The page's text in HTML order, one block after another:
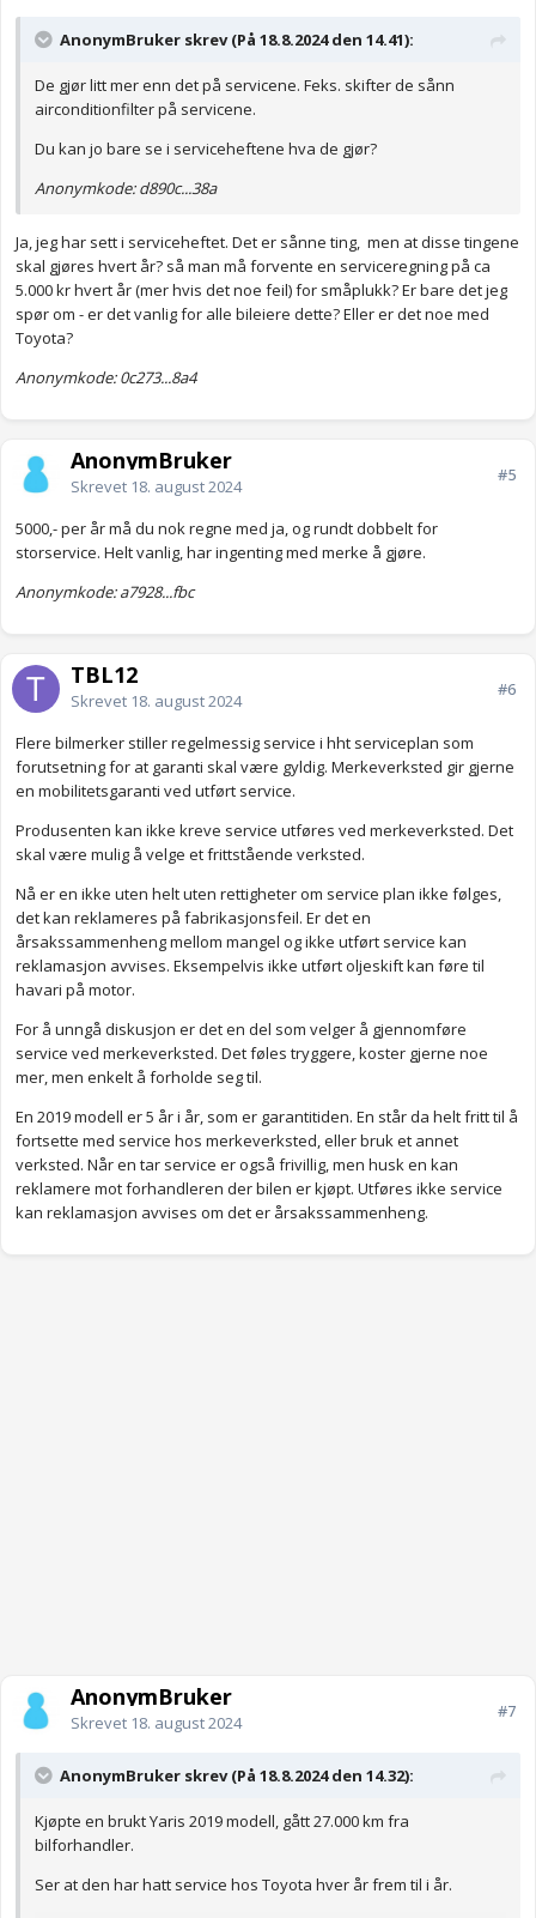
AnonymBruker skrev (På 18.8.2024 den 14.41):
De gjør litt mer enn det på servicene. Feks. skifter de sånn
airconditionfilter på servicene.
Du kan jo bare se i serviceheftene hva de gjør?
Anonymkode: d890c...38a
Ja, jeg har sett i serviceheftet. Det er sånne ting, men at disse tingene
skal gjøres hvert år? så man må forvente en serviceregning på ca
5.000 kr hvert år (mer hvis det noe feil) for småplukk? Er bare det jeg
spør om - er det vanlig for alle bileiere dette? Eller er det noe med
Toyota?
Anonymkode: 0c273...8a4
AnonymBruker
Skrevet 18. august 2024
#5
5000,- per år må du nok regne med ja, og rundt dobbelt for
storservice. Helt vanlig, har ingenting med merke å gjøre.
Anonymkode: a7928...fbc
TBL12
Skrevet 18. august 2024
#6
Flere bilmerker stiller regelmessig service i hht serviceplan som
forutsetning for at garanti skal være gyldig. Merkeverksted gir gjerne
en mobilitetsgaranti ved utført service.
Produsenten kan ikke kreve service utføres ved merkeverksted. Det
skal være mulig å velge et frittstående verksted.
Nå er en ikke uten helt uten rettigheter om service plan ikke følges,
det kan reklameres på fabrikasjonsfeil. Er det en
årsakssammenheng mellom mangel og ikke utført service kan
reklamasjon avvises. Eksempelvis ikke utført oljeskift kan føre til
havari på motor.
For å unngå diskusjon er det en del som velger å gjennomføre
service ved merkeverksted. Det føles tryggere, koster gjerne noe
mer, men enkelt å forholde seg til.
En 2019 modell er 5 år i år, som er garantitiden. En står da helt fritt til å
fortsette med service hos merkeverksted, eller bruk et annet
verksted. Når en tar service er også frivillig, men husk en kan
reklamere mot forhandleren der bilen er kjøpt. Utføres ikke service
kan reklamasjon avvises om det er årsakssammenheng.
AnonymBruker
Skrevet 18. august 2024
#7
AnonymBruker skrev (På 18.8.2024 den 14.32):
Kjøpte en brukt Yaris 2019 modell, gått 27.000 km fra
bilforhandler.
Ser at den har hatt service hos Toyota hver år frem til i år.